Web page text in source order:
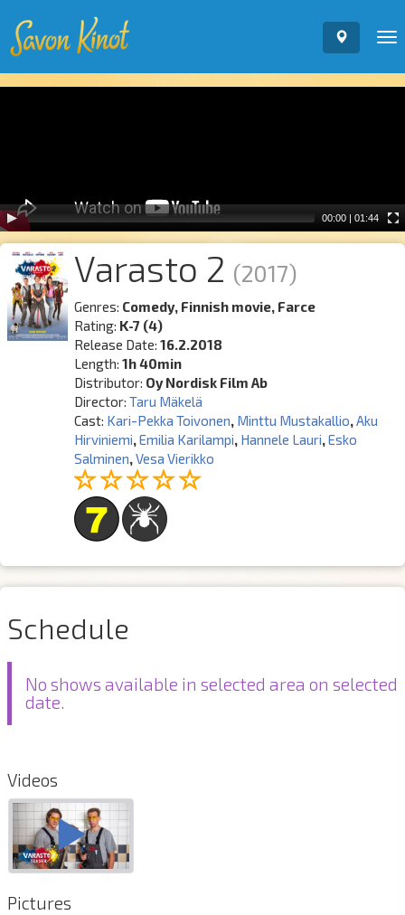
00:00 | 01:44
Varasto 2 (2017)
Genres: Comedy, Finnish movie, Farce
Rating: K-7 (4)
Release Date:16.2.2018
Length:1h 40min
Distributor: Oy Nordisk Film Ab
Director:Taru Mäkelä
Cast: Kari-Pekka Toivonen, Minttu Mustakallio, Aku
Hirviniemi,Emilia Karilampi, Hannele Lauri,Esko
Salminen,Vesa Vierikko
Schedule
No shows available in selected area on selected
date.
Videos
Pictures